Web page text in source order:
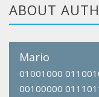
ABOUT
Mario
01001000
00100000